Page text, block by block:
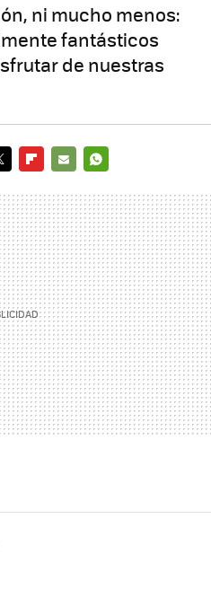
ni mucho menos:
fantásticos
de nuestras
MAIL